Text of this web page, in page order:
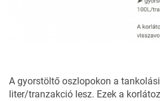
A gyorstöltő oszlopokon a
liter/tranzakció lesz. Ezek a